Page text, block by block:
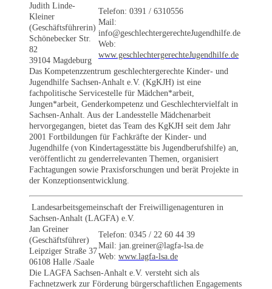
Judith Linde-
Kleiner
(Geschäftsführerin)
Schönebecker Str.
82
39104 Magdeburg
Telefon: 0391 / 6310556
Mail:
info@geschlechtergerechteJugendhilfe.de
Web:
www.geschlechtergerechteJugendhilfe.de
Das Kompetenzzentrum geschlechtergerechte Kinder- und
Jugendhilfe Sachsen-Anhalt e.V. (KgKJH) ist eine
fachpolitische Servicestelle für Mädchen*arbeit,
Jungen*arbeit, Genderkompetenz und Geschlechtervielfalt in
Sachsen-Anhalt. Aus der Landesstelle Mädchenarbeit
hervorgegangen, bietet das Team des KgKJH seit dem Jahr
2001 Fortbildungen für Fachkräfte der Kinder- und
Jugendhilfe (von Kindertagesstätte bis Jugendberufshilfe) an,
veröffentlicht zu genderrelevanten Themen, organisiert
Fachtagungen sowie Praxisforschungen und berät Projekte in
der Konzeptionsentwicklung.
Landesarbeitsgemeinschaft der Freiwilligenagenturen in
Sachsen-Anhalt (LAGFA) e.V.
Jan Greiner
(Geschäftsführer)
Leipziger Straße 37
06108 Halle /Saale
Telefon: 0345 / 22 60 44 39
Mail: jan.greiner@lagfa-lsa.de
Web: www.lagfa-lsa.de
Die LAGFA Sachsen-Anhalt e.V. versteht sich als
Fachnetzwerk zur Förderung bürgerschaftlichen Engagements